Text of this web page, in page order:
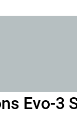
Evo-3